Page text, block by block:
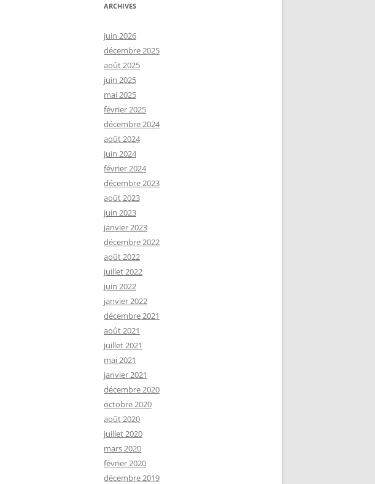
ARCHIVES
juin 2026
décembre 2025
août 2025
juin 2025
mai 2025
février 2025
décembre 2024
août 2024
juin 2024
février 2024
décembre 2023
août 2023
juin 2023
janvier 2023
décembre 2022
août 2022
juillet 2022
juin 2022
janvier 2022
décembre 2021
août 2021
juillet 2021
mai 2021
janvier 2021
décembre 2020
octobre 2020
août 2020
juillet 2020
mars 2020
février 2020
décembre 2019